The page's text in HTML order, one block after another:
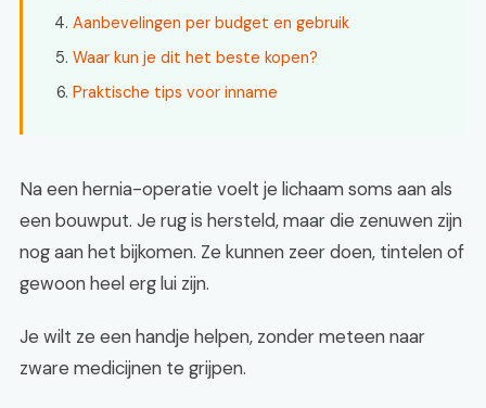
Aanbevelingen per budget en gebruik
Waar kun je dit het beste kopen?
Praktische tips voor inname
Na een hernia-operatie voelt je lichaam soms aan als
een bouwput. Je rug is hersteld, maar die zenuwen zijn
nog aan het bijkomen. Ze kunnen zeer doen, tintelen of
gewoon heel erg lui zijn.
Je wilt ze een handje helpen, zonder meteen naar
zware medicijnen te grijpen.